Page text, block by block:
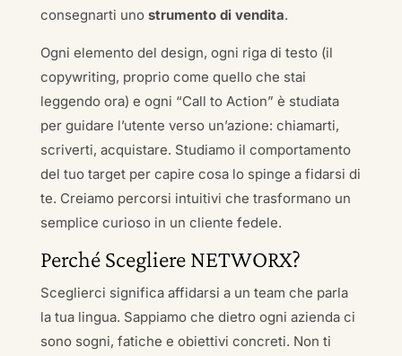
consegnarti uno strumento di vendita.
Ogni elemento del design, ogni riga di testo (il
copywriting, proprio come quello che stai
leggendo ora) e ogni “Call to Action” è studiata
per guidare l’utente verso un’azione: chiamarti,
scriverti, acquistare. Studiamo il comportamento
del tuo target per capire cosa lo spinge a fidarsi di
te. Creiamo percorsi intuitivi che trasformano un
semplice curioso in un cliente fedele.
Perché Scegliere NETWORX?
Sceglierci significa affidarsi a un team che parla
la tua lingua. Sappiamo che dietro ogni azienda ci
sono sogni, fatiche e obiettivi concreti. Non ti